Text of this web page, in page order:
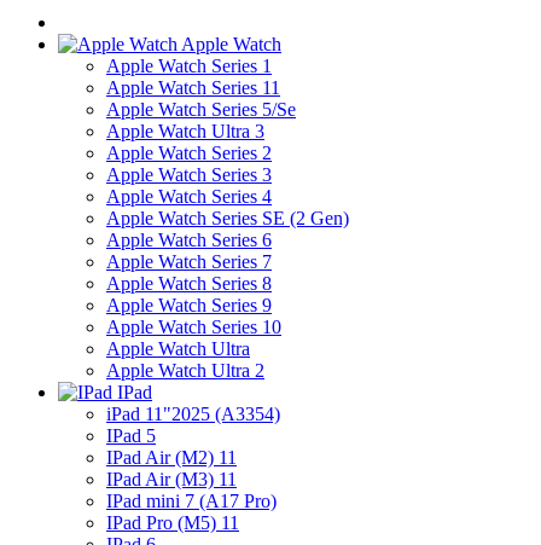
Apple Watch
Apple Watch Series 1
Apple Watch Series 11
Apple Watch Series 5/Se
Apple Watch Ultra 3
Apple Watch Series 2
Apple Watch Series 3
Apple Watch Series 4
Apple Watch Series SE (2 Gen)
Apple Watch Series 6
Apple Watch Series 7
Apple Watch Series 8
Apple Watch Series 9
Apple Watch Series 10
Apple Watch Ultra
Apple Watch Ultra 2
IPad
iPad 11"2025 (A3354)
IPad 5
IPad Air (M2) 11
IPad Air (M3) 11
IPad mini 7 (A17 Pro)
IPad Pro (M5) 11